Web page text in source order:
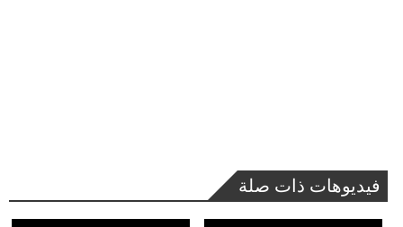
فيديوهات ذات صلة